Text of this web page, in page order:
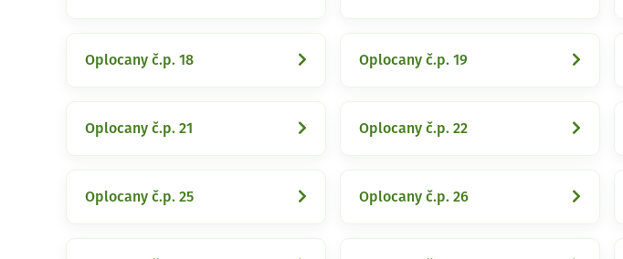
Oplocany č.p. 18 Oplocany č.p. 19
Oplocany č.p. 21 Oplocany č.p. 22
Oplocany č.p. 25 Oplocany č.p. 26